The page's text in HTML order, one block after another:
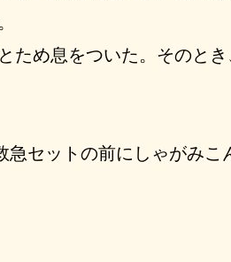
ため息をついた。そのと
急セットの前にしゃがみこ